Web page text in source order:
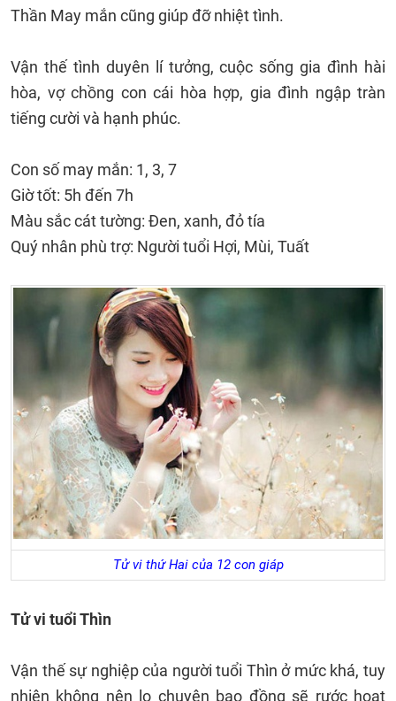
Thần May mắn cũng giúp đỡ nhiệt tình.
Vận thế tình duyên lí tưởng, cuộc sống gia đình hài
hòa, vợ chồng con cái hòa hợp, gia đình ngập tràn
tiếng cười và hạnh phúc.
Con số may mắn: 1, 3, 7
Giờ tốt: 5h đến 7h
Màu sắc cát tường: Đen, xanh, đỏ tía
Quý nhân phù trợ: Người tuổi Hợi, Mùi, Tuất
Tử vi thứ Hai của 12 con giáp
Tử vi tuổi Thìn
Vận thế sự nghiệp của người tuổi Thìn ở mức khá, tuy
nhiên không nên lo chuyện bao đồng sẽ rước hoạt